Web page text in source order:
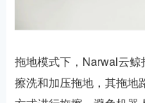
拖地模式下，Narwal云
擦洗和加压拖地，其拖地